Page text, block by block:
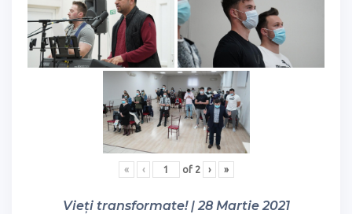
« ‹ of 2 › »
Vieți transformate! | 28 Martie 2021